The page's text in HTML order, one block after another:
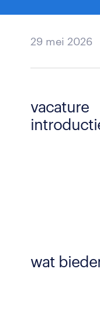
29 mei 2026
vacature
wat